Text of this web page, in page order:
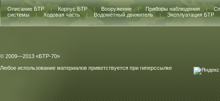
Описание БТР Корпус БТР Вооружение Приборы наблюдения
системы
Ходовая часть Водомётный движитель Эксплуатация БТР
© 2009—2013 «БТР-70»
Любое использование материалов приветствуется при гиперссылке